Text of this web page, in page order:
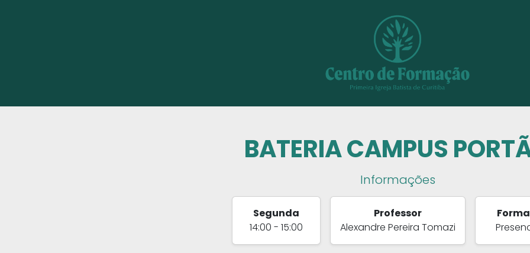
BATERIA CAMPUS
Informações
Segunda
14:00 - 15:00
Professor
Alexandre Pereira Tomazi